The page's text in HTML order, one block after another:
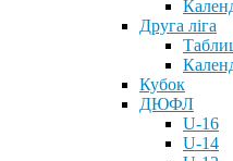
Друга ліга
Кубок
ДЮФЛ
U-16
U-14